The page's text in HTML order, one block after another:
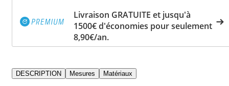
Livraison GRATUITE et jusqu'à
1500€ d'économies pour seulement
8,90€/an.
DESCRIPTION Mesures Matériaux